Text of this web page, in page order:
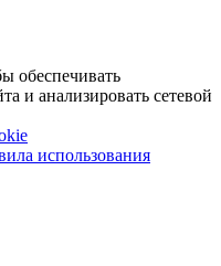
обеспечивать
и анализировать сетевой
использования